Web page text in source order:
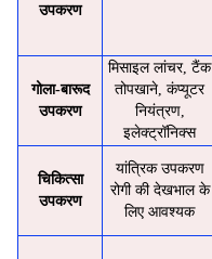
उपकरण
गोला-बारूद
उपकरण
मिसाइल लांचर, टैंक
तोपखाने, कंप्यूटर
नियंत्रण,
इलेक्ट्रॉनिक्स
चिकित्सा
उपकरण
यांत्रिक उपकरण
रोगी की देखभाल के
लिए आवश्यक